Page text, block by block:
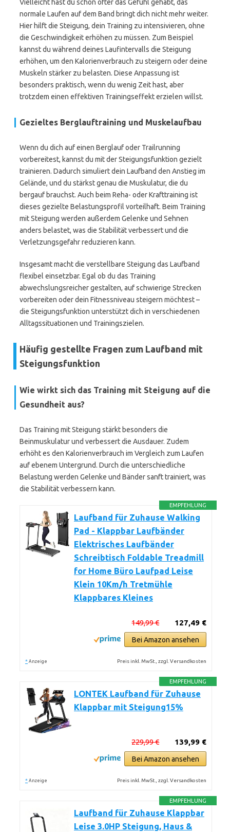
Vielleicht hast du schon öfter das Gefühl gehabt, das
normale Laufen auf dem Band bringt dich nicht mehr weiter.
Hier hilft die Steigung, dein Training zu intensivieren, ohne
die Geschwindigkeit erhöhen zu müssen. Zum Beispiel
kannst du während deines Laufintervalls die Steigung
erhöhen, um den Kalorienverbrauch zu steigern oder deine
Muskeln stärker zu belasten. Diese Anpassung ist
besonders praktisch, wenn du wenig Zeit hast, aber
trotzdem einen effektiven Trainingseffekt erzielen willst.
Gezieltes Berglauftraining und Muskelaufbau
Wenn du dich auf einen Berglauf oder Trailrunning
vorbereitest, kannst du mit der Steigungsfunktion gezielt
trainieren. Dadurch simuliert dein Laufband den Anstieg im
Gelände, und du stärkst genau die Muskulatur, die du
bergauf brauchst. Auch beim Reha- oder Krafttraining ist
dieses gezielte Belastungsprofil vorteilhaft. Beim Training
mit Steigung werden außerdem Gelenke und Sehnen
anders belastet, was die Stabilität verbessert und die
Verletzungsgefahr reduzieren kann.
Insgesamt macht die verstellbare Steigung das Laufband
flexibel einsetzbar. Egal ob du das Training
abwechslungsreicher gestalten, auf schwierige Strecken
vorbereiten oder dein Fitnessniveau steigern möchtest –
die Steigungsfunktion unterstützt dich in verschiedenen
Alltagssituationen und Trainingszielen.
Häufig gestellte Fragen zum Laufband mit
Steigungsfunktion
Wie wirkt sich das Training mit Steigung auf die
Gesundheit aus?
Das Training mit Steigung stärkt besonders die
Beinmuskulatur und verbessert die Ausdauer. Zudem
erhöht es den Kalorienverbrauch im Vergleich zum Laufen
auf ebenem Untergrund. Durch die unterschiedliche
Belastung werden Gelenke und Bänder sanft trainiert, was
die Stabilität verbessern kann.
EMPFEHLUNG
Laufband für Zuhause Walking
Pad - Klappbar Laufbänder
Elektrisches Laufbänder
Schreibtisch Foldable Treadmill
for Home Büro Laufpad Leise
Klein 10Km/h Tretmühle
Klappbares Kleines
127,49 €
149,99 €
Bei Amazon ansehen
* Anzeige Preis inkl. MwSt., zzgl. Versandkosten
EMPFEHLUNG
LONTEK Laufband für Zuhause
Klappbar mit Steigung15%
139,99 €
229,99 €
Bei Amazon ansehen
* Anzeige Preis inkl. MwSt., zzgl. Versandkosten
EMPFEHLUNG
Laufband für Zuhause Klappbar
Leise 3.0HP Steigung, Haus &